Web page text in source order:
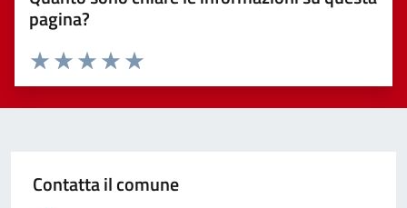
pagina?
Valuta 5 stelle su 5
Valuta 4 stelle su 5
Valuta 3 stelle su 5
Valuta 2 stelle su 5
Valuta 1 stelle su 5
Contatta il comune